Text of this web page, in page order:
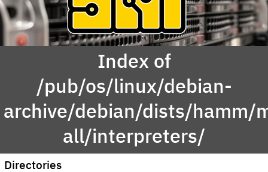
Index of
/pub/os/linux/debian-
archive/debian/dists/hamm/
all/interpreters/
Directories